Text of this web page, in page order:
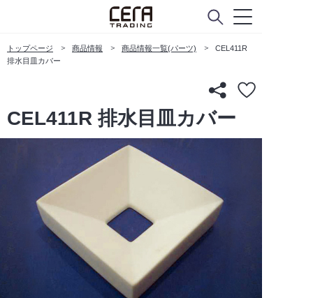
トップページ 商品情報 商品情報一覧(パーツ)
CEL411R
排水目皿カバー
CEL411R 排水目皿カバー